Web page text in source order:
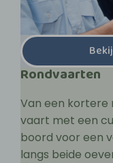
Rondvaarten
Van een
vaart met een
boord voor een
langs beide